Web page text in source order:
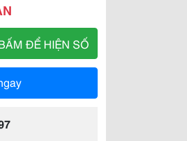
ĐỂ HIỆN SỐ